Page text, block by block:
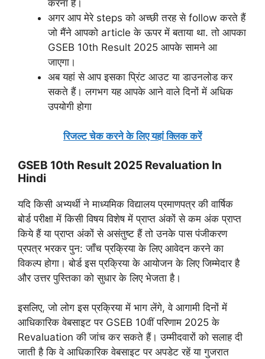
करना है।
अगर आप मेरे steps को अच्छी तरह से follow करते हैं
जो मैंने आपको article के ऊपर में बताया था. तो आपका
GSEB 10th Result 2025 आपके सामने आ
जाएगा।
अब यहां से आप इसका प्रिंट आउट या डाउनलोड कर
सकते हैं। लगभग यह आपके आने वाले दिनों में अधिक
उपयोगी होगा
रिजल्ट चेक करने के लिए यहां क्लिक करें
GSEB 10th Result 2025 Revaluation In
Hindi
यदि किसी अभ्यर्थी ने माध्यमिक विद्यालय प्रमाणपत्र की वार्षिक
बोर्ड परीक्षा में किसी विषय विशेष में प्राप्त अंकों से कम अंक प्राप्त
किये हैं या प्राप्त अंकों से असंतुष्ट हैं तो उनके पास पंजीकरण
प्रपत्र भरकर पुन: जाँच प्रक्रिया के लिए आवेदन करने का
विकल्प होगा। बोर्ड इस प्रक्रिया के आयोजन के लिए जिम्मेदार है
और उत्तर पुस्तिका को सुधार के लिए भेजता है।
इसलिए, जो लोग इस प्रक्रिया में भाग लेंगे, वे आगामी दिनों में
आधिकारिक वेबसाइट पर GSEB 10वीं परिणाम 2025 के
Revaluation की जांच कर सकते हैं। उम्मीदवारों को सलाह दी
जाती है कि वे आधिकारिक वेबसाइट पर अपडेट रहें या गुजरात